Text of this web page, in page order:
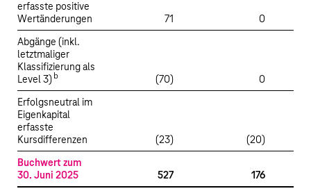
erfasste positive
Wertänderungen
71 0
Abgänge (inkl.
letztmaliger
Klassifizierung als
Level 3) b (70) 0
Erfolgsneutral im
Eigenkapital
erfasste
Kursdifferenzen
(23) (20)
Buchwert zum
30. Juni 2025
527 176